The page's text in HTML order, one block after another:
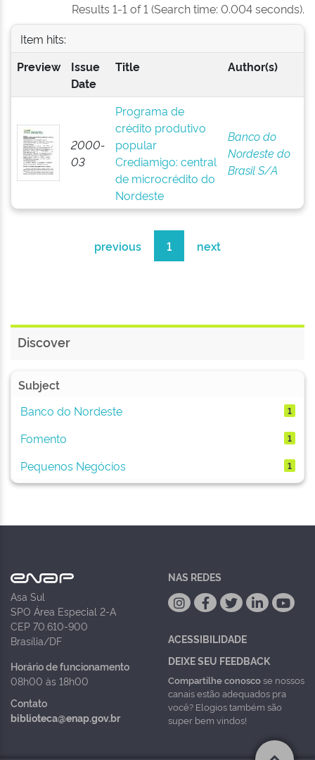
Results 1-1 of 1 (Search time: 0.004 seconds).
Item hits:
Preview
Issue
Date
Title Author(s)
2000-
03
Programa de
crédito produtivo
popular
Crediamigo: central
de microcrédito do
Nordeste
Banco do
Nordeste do
Brasil S/A
previous 1 next
Discover
Subject
Banco do Nordeste
1
Fomento 1
Pequenos Negócios 1
Asa Sul
SPO Área Especial 2-A
CEP 70.610-900
Brasília/DF
Horário de funcionamento
08h00 às 18h00
Contato
biblioteca@enap.gov.br
NAS REDES
ACESSIBILIDADE
DEIXE SEU FEEDBACK
Compartilhe conoscose nossos
canais estão adequados pra
você? Elogios também são
super bem vindos!